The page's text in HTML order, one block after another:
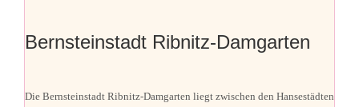
Bernsteinstadt Ribnitz-Damgarten
Die Bernsteinstadt Ribnitz-Damgarten liegt zwischen den Hansestädten